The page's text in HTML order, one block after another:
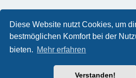
Diese Website nutzt Cookies, um
bestmöglichen Komfort bei der
bieten. Mehr erfahren
Verstanden!
Powered byphpBB® Forum Software